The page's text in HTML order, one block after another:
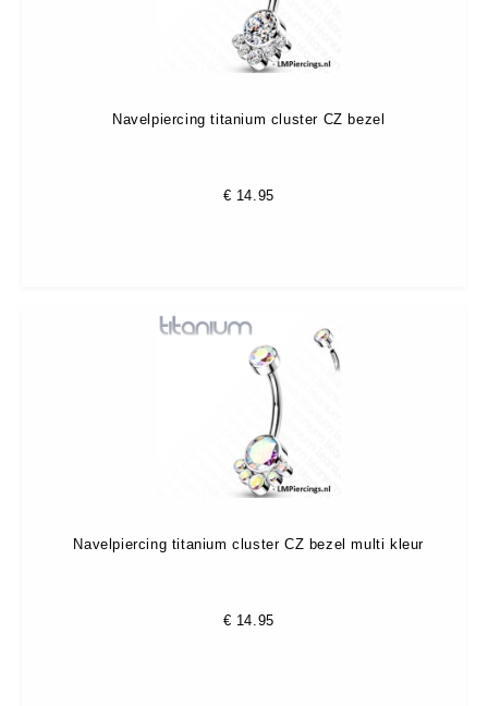
Navelpiercing titanium cluster CZ bezel
€ 14.95
Navelpiercing titanium cluster CZ bezel multi kleur
€ 14.95